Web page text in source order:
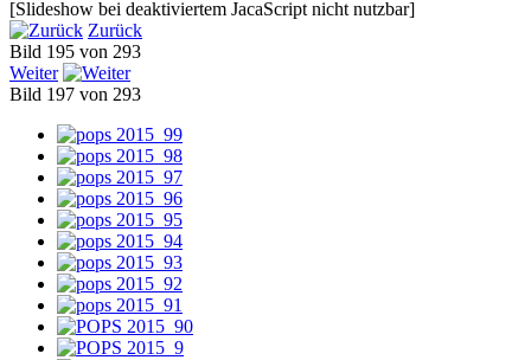
[Slideshow bei deaktiviertem JacaScript nicht nutzbar]
Zurück
Bild 195 von 293
Weiter
Bild 197 von 293